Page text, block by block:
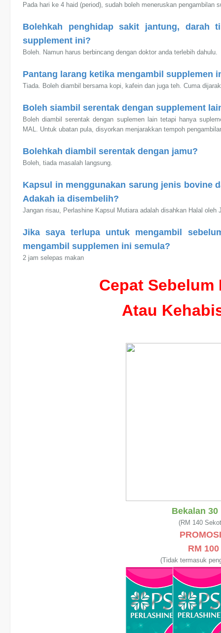
Pada hari ke 4 haid (period), sudah boleh meneruskan pengambilan
Bolehkah penghidap sakit jantung, darah
supplement ini?
Boleh. Namun harus berbincang dengan doktor anda terlebih dahulu.
Pantang larang ketika mengambil supplemen
Tiada. Boleh diambil bersama kopi, kafein dan juga teh. Cuma
Boleh siambil serentak dengan supplement
Boleh diambil serentak dengan suplemen lain tetapi hanya
MAL. Untuk ubatan pula, disyorkan menjarakkan tempoh
Bolehkah diambil serentak dengan jamu?
Boleh, tiada masalah langsung.
Kapsul in menggunakan sarung jenis bovine
Adakah ia disembelih?
Jangan risau, Perlashine Kapsul Mutiara adalah disahkan Halal
Jika saya terlupa untuk mengambil
mengambil supplemen ini semula?
2 jam selepas makan
Cepat
Atau
Bekalan 30
(RM 140
RM 100
(Tidak termasuk